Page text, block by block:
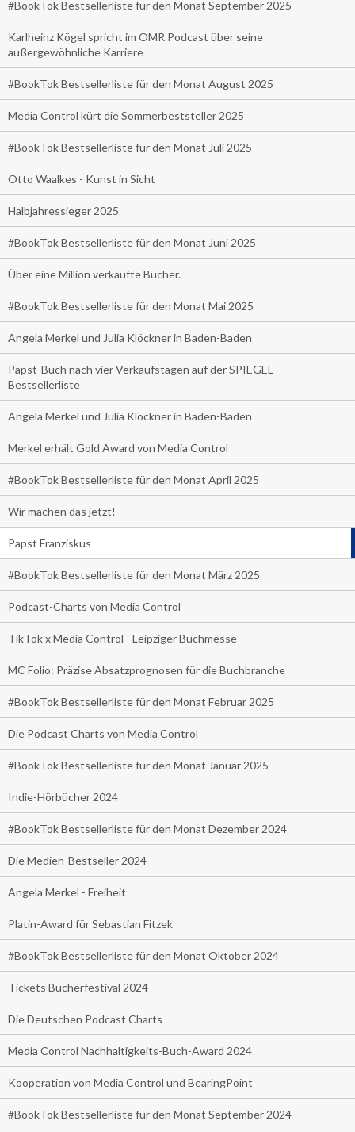
#BookTok Bestsellerliste für den Monat September 2025
Karlheinz Kögel spricht im OMR Podcast über seine
außergewöhnliche Karriere
#BookTok Bestsellerliste für den Monat August 2025
Media Control kürt die Sommerbeststeller 2025
#BookTok Bestsellerliste für den Monat Juli 2025
Otto Waalkes - Kunst in Sicht
Halbjahressieger 2025
#BookTok Bestsellerliste für den Monat Juni 2025
Über eine Million verkaufte Bücher.
#BookTok Bestsellerliste für den Monat Mai 2025
Angela Merkel und Julia Klöckner in Baden-Baden
Papst-Buch nach vier Verkaufstagen auf der SPIEGEL-
Bestsellerliste
Angela Merkel und Julia Klöckner in Baden-Baden
Merkel erhält Gold Award von Media Control
#BookTok Bestsellerliste für den Monat April 2025
Wir machen das jetzt!
Papst Franziskus
#BookTok Bestsellerliste für den Monat März 2025
Podcast-Charts von Media Control
TikTok x Media Control - Leipziger Buchmesse
MC Folio: Präzise Absatzprognosen für die Buchbranche
#BookTok Bestsellerliste für den Monat Februar 2025
Die Podcast Charts von Media Control
#BookTok Bestsellerliste für den Monat Januar 2025
Indie-Hörbücher 2024
#BookTok Bestsellerliste für den Monat Dezember 2024
Die Medien-Bestseller 2024
Angela Merkel - Freiheit
Platin-Award für Sebastian Fitzek
#BookTok Bestsellerliste für den Monat Oktober 2024
Tickets Bücherfestival 2024
Die Deutschen Podcast Charts
Media Control Nachhaltigkeits-Buch-Award 2024
Kooperation von Media Control und BearingPoint
#BookTok Bestsellerliste für den Monat September 2024